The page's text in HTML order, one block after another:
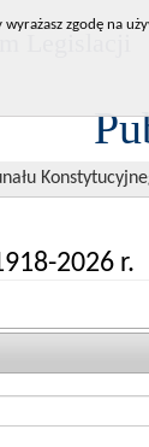
2026 r.
zgodę na